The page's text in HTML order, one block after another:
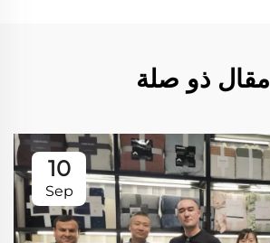
مقال ذو صلة
10
Sep